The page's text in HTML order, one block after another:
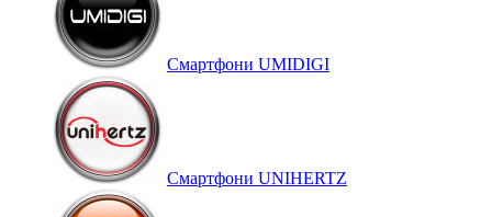
Смартфони UMIDIGI
Смартфони UNIHERTZ